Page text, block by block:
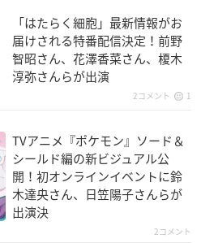
ばくおん!!
たづ子
ブブキ・ブランキ
「はたらく細胞」最新情報がお
届けされる特番配信決定！前野
智昭さん、花澤香菜さん、榎木
淳弥さんらが出演
2コメント 1
TVアニメ『ポケモン』ソード＆
シールド編の新ビジュアル公
開！初オンラインイベントに鈴
木達央さん、日笠陽子さんらが
出演決
2コメント